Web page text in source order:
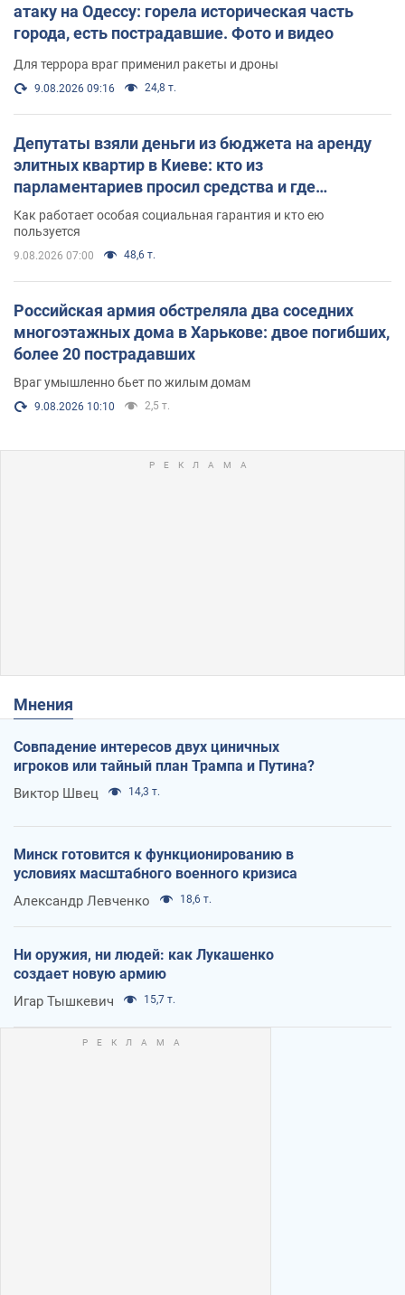
атаку на Одессу: горела историческая часть
города, есть пострадавшие. Фото и видео
Для террора враг применил ракеты и дроны
9.08.2026 09:16 24,8 т.
Депутаты взяли деньги из бюджета на аренду
элитных квартир в Киеве: кто из
парламентариев просил средства и где
поселился
Как работает особая социальная гарантия и кто ею
пользуется
9.08.2026 07:00 48,6 т.
Российская армия обстреляла два соседних
многоэтажных дома в Харькове: двое погибших,
более 20 пострадавших
Враг умышленно бьет по жилым домам
9.08.2026 10:10 2,5 т.
Мнения
Совпадение интересов двух циничных
игроков или тайный план Трампа и Путина?
Виктор Швец 14,3 т.
Минск готовится к функционированию в
условиях масштабного военного кризиса
Александр Левченко 18,6 т.
Ни оружия, ни людей: как Лукашенко
создает новую армию
Игар Тышкевич 15,7 т.